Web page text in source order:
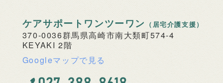
ケアサポート ワンツーワン （居宅介護支援）
370-0036群馬県高崎市南大類町574-4
KEYAKI 2階
Googleマップで見る